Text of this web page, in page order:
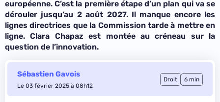
européenne. C’est la première étape d’un plan qui va se
dérouler jusqu’au 2 août 2027. Il manque encore les
lignes directrices que la Commission tarde à mettre en
ligne. Clara Chapaz est montée au créneau sur la
question de l’innovation.
Sébastien Gavois
Le 03 février 2025 à 08h12
Droit 6 min